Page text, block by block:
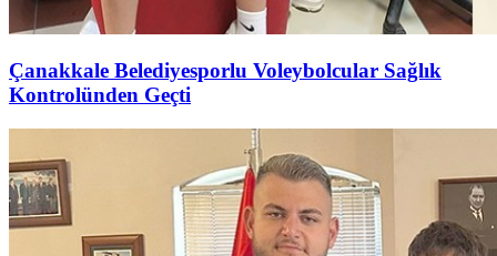
Çanakkale Belediyesporlu Voleybolcular Sağlık
Kontrolünden Geçti